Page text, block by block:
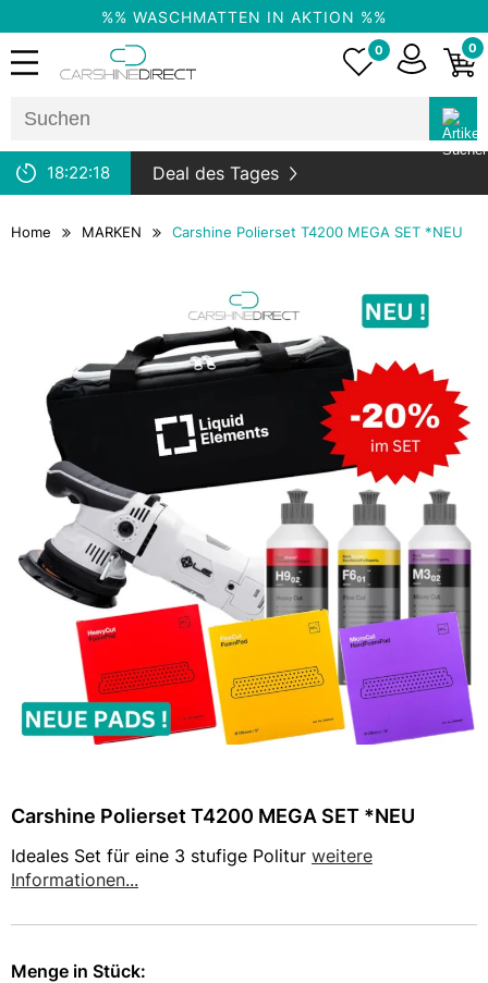
%% WASCHMATTEN IN AKTION %%
0 0
18:22:17 Deal des Tages
Home MARKEN Carshine Polierset T4200 MEGA SET *NEU
Carshine Polierset T4200 MEGA SET *NEU
Ideales Set für eine 3 stufige Politur weitere
Informationen...
Menge in Stück: